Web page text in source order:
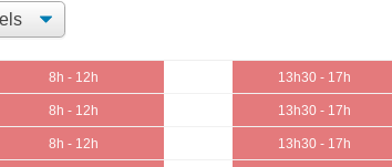
8h - 12h 13h30 - 17h
8h - 12h 13h30 - 17h
8h - 12h 13h30 - 17h